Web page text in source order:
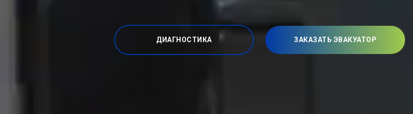
ДИАГНОСТИКА ЗАКАЗАТЬ ЭВАКУАТОР